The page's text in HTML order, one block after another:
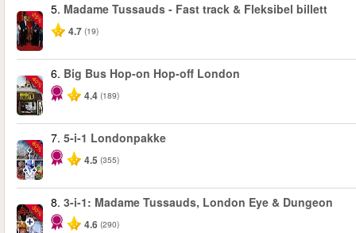
-25%
5. Madame Tussauds - Fast track & Fleksibel billett
4.7 (19)
-40%
6. Big Bus Hop-on Hop-off London
4.4 (189)
-60%
7. 5-i-1 Londonpakke
4.5 (355)
-30%
8. 3-i-1: Madame Tussauds, London Eye & Dungeon
4.6 (290)